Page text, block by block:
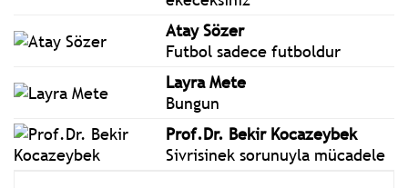
Atay Sözer
Futbol sadece futboldur
Layra Mete
Bungun
Prof.Dr. Bekir Kocazeybek
Sivrisinek sorunuyla mücadele